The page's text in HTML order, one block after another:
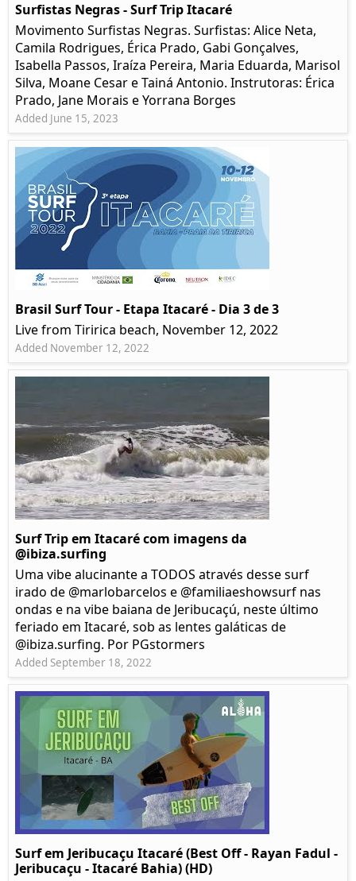
Surfistas Negras - Surf Trip Itacaré
Movimento Surfistas Negras. Surfistas: Alice Neta,
Camila Rodrigues, Érica Prado, Gabi Gonçalves,
Isabella Passos, Iraíza Pereira, Maria Eduarda, Marisol
Silva, Moane Cesar e Tainá Antonio. Instrutoras: Érica
Prado, Jane Morais e Yorrana Borges
Added June 15, 2023
Brasil Surf Tour - Etapa Itacaré - Dia 3 de 3
Live from Tiririca beach, November 12, 2022
Added November 12, 2022
Surf Trip em Itacaré com imagens da
@ibiza.surfing
Uma vibe alucinante a TODOS através desse surf
irado de @marlobarcelos e @familiaeshowsurf nas
ondas e na vibe baiana de Jeribucaçú, neste último
feriado em Itacaré, sob as lentes galáticas de
@ibiza.surfing. Por PGstormers
Added September 18, 2022
Surf em Jeribucaçu Itacaré (Best Off - Rayan Fadul -
Jeribucaçu - Itacaré Bahia) (HD)